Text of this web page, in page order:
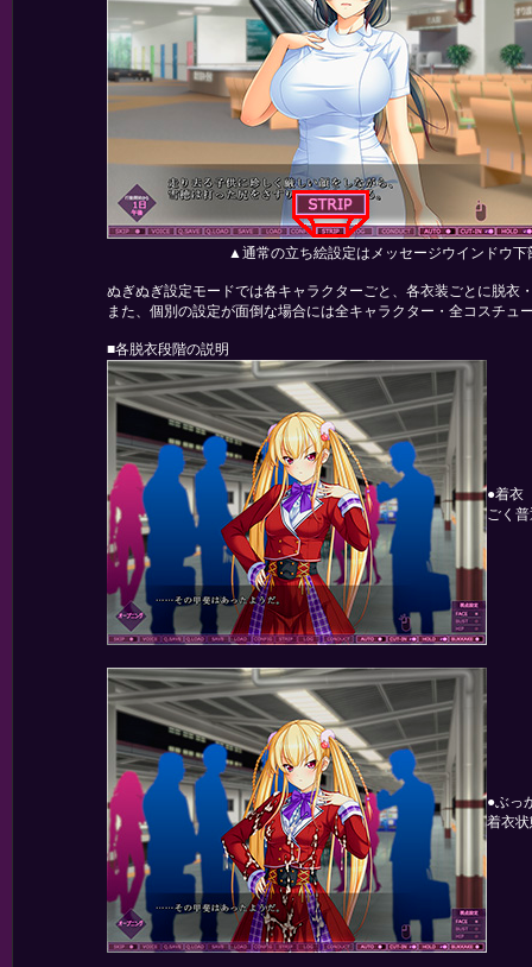
▲通常の立ち絵設定はメッセージウインドウ
ぬぎぬぎ設定モードでは各キャラクターごと、各衣装ごとに脱衣
また、個別の設定が面倒な場合には全キャラクター・全コスチュ
■各脱衣段階の説明
●着衣
ごく
●ぶっ
着衣